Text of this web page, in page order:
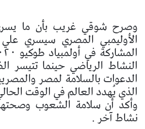
وصرح شوقي غريب بأن ما
الأوليمبي المصري سيسري علي
النشاط الرياضي حينما
الدعوات بالسلامة لمصر
الذي يُهدد العالم في الوقت
وأكد أن سلامة الشعوب
نشاط آخر .